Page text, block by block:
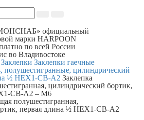
официальный
марки HARPOON
по всей России
во Владивостоке
Заклепки Заклепки гаечные
полушестигранные, цилиндрический
½ HEX1-СB-A2 Заклепка
цилиндрический бортик,
СB-A2 – M6
полушестигранная,
первая длина ½ HEX1-СB-A2 –